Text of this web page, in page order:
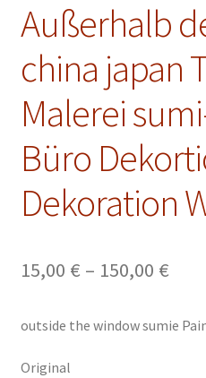
Außerhalb
china japan
Malerei
Büro
Dekoration
15,00 € – 150,00 €
bis
outside the window sumie
Original